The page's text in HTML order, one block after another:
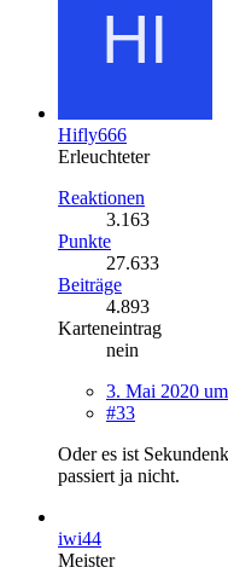
Hifly666
Erleuchteter
Reaktionen
3.163
Punkte
27.633
Beiträge
4.893
Karteneintrag
nein
3. Mai 2020
#33
Oder es ist
passiert ja nicht.
iwi44
Meister